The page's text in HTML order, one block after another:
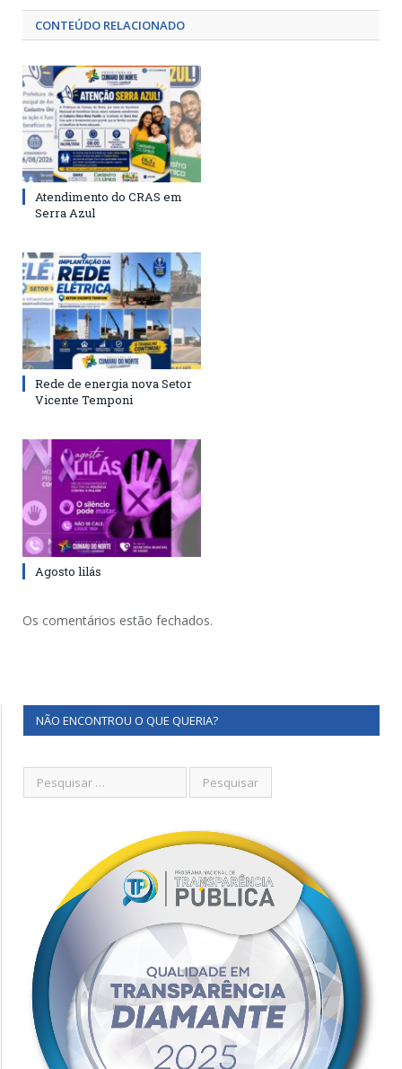
CONTEÚDO RELACIONADO
Atendimento do CRAS em
Serra Azul
Rede de energia nova Setor
Vicente Temponi
Agosto lilás
Os comentários estão fechados.
NÃO ENCONTROU O QUE QUERIA?